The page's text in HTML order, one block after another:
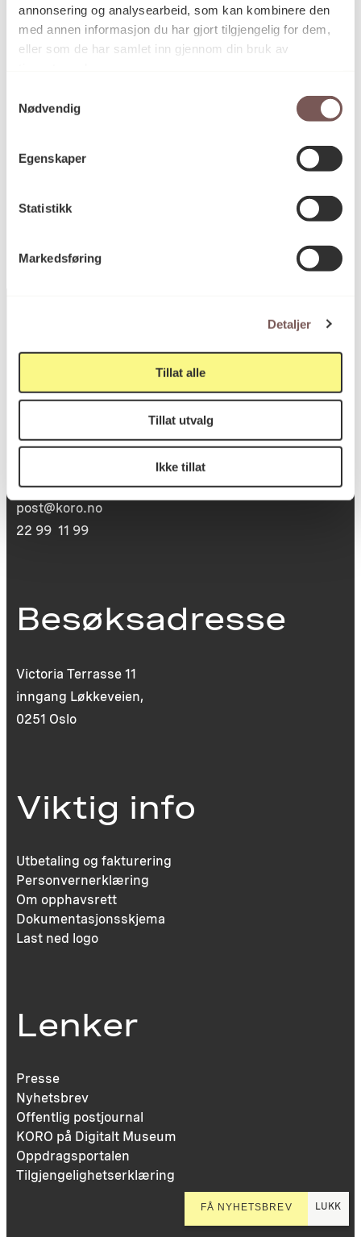
annonsering og analysearbeid, som kan kombinere den
med annen informasjon du har gjort tilgjengelig for dem,
eller som de har samlet inn gjennom din bruk av
Nødvendig
Egenskaper
Statistikk
Markedsføring
Detaljer
Tillat alle
Tillat utvalg
Ikke tillat
Teknikk og
materiale
Tresnitt på papir
Postadresse
St. Olavs plass
post@koro.no
22 99 11 99
Besøksadresse
Victoria Terrasse 11
inngang Løkkeveien,
0251 Oslo
Viktig info
Utbetaling og fakturering
Personvernerklæring
Om opphavsrett
Dokumentasjonsskjema
Last ned logo
Lenker
Presse
Nyhetsbrev
Offentlig postjournal
KORO på Digitalt Museum
Oppdragsportalen
Tilgjengelighetserklæring
FÅ NYHETSBREV LUKK